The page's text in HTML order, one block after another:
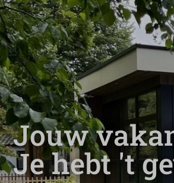
Jouw
Je hebt 't